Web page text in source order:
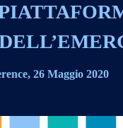
26 Maggio 2020